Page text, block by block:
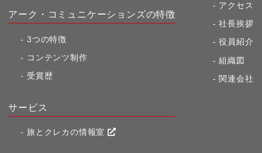
o
k
k
アーク・コミュニケーションズの特徴
3つの特徴
コンテンツ制作
受賞歴
サービス
旅とクレカの情報室
アクセス
社長挨拶
役員紹介
組織図
関連会社